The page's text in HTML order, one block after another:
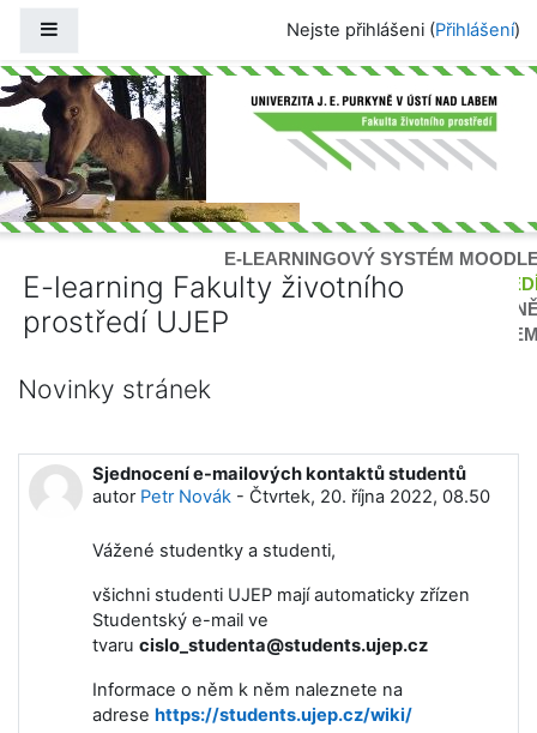
E-LEARNINGOVÝ SYSTÉM
FAKULTA ŽIVOTNÍHO
UNIVERZITY J.
V ÚSTÍ NAD
Nejste přihlášeni (Přihlášení)
E-learning Fakulty životního
prostředí UJEP
Novinky stránek
Sjednocení e-mailových kontaktů studentů
autor Petr Novák - Čtvrtek, 20. října 2022, 08.50
Vážené studentky a studenti,
všichni studenti UJEP mají automaticky zřízen
Studentský e-mail ve
tvaru cislo_studenta@students.ujep.cz
Informace o něm k něm naleznete na
adrese https://students.ujep.cz/wiki/